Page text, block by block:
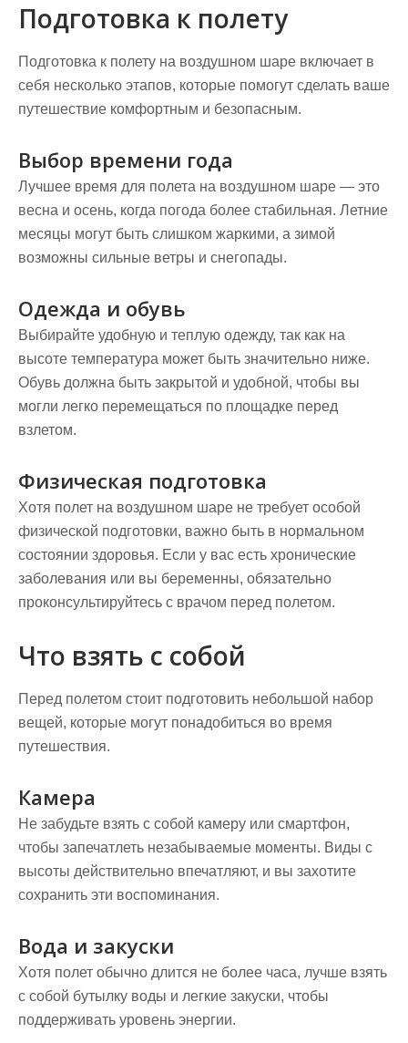
Подготовка к полету
Подготовка к полету на воздушном шаре включает в
себя несколько этапов, которые помогут сделать ваше
путешествие комфортным и безопасным.
Выбор времени года
Лучшее время для полета на воздушном шаре — это
весна и осень, когда погода более стабильная. Летние
месяцы могут быть слишком жаркими, а зимой
возможны сильные ветры и снегопады.
Одежда и обувь
Выбирайте удобную и теплую одежду, так как на
высоте температура может быть значительно ниже.
Обувь должна быть закрытой и удобной, чтобы вы
могли легко перемещаться по площадке перед
взлетом.
Физическая подготовка
Хотя полет на воздушном шаре не требует особой
физической подготовки, важно быть в нормальном
состоянии здоровья. Если у вас есть хронические
заболевания или вы беременны, обязательно
проконсультируйтесь с врачом перед полетом.
Что взять с собой
Перед полетом стоит подготовить небольшой набор
вещей, которые могут понадобиться во время
путешествия.
Камера
Не забудьте взять с собой камеру или смартфон,
чтобы запечатлеть незабываемые моменты. Виды с
высоты действительно впечатляют, и вы захотите
сохранить эти воспоминания.
Вода и закуски
Хотя полет обычно длится не более часа, лучше взять
с собой бутылку воды и легкие закуски, чтобы
поддерживать уровень энергии.